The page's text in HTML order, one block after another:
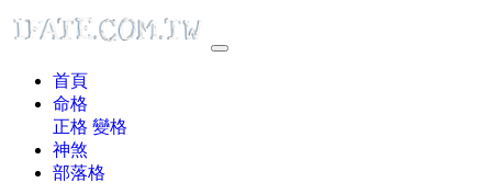
首頁
命格
正格 變格
神煞
部落格